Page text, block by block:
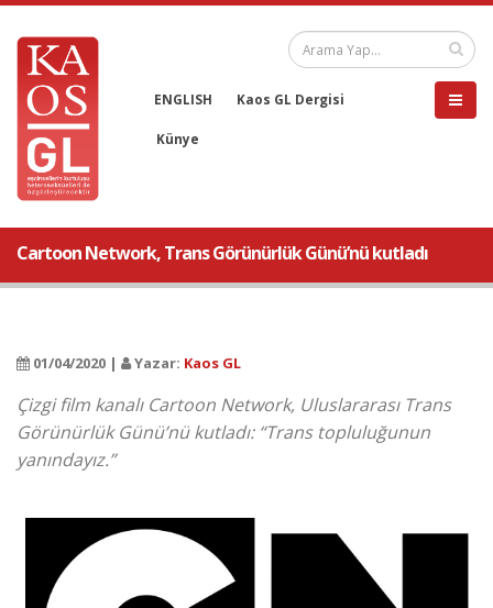
ENGLISH Kaos GL Dergisi
Künye
Cartoon Network, Trans Görünürlük Günü’nü kutladı
01/04/2020 | Yazar: Kaos GL
Çizgi film kanalı Cartoon Network, Uluslararası Trans
Görünürlük Günü’nü kutladı: “Trans topluluğunun
yanındayız.”